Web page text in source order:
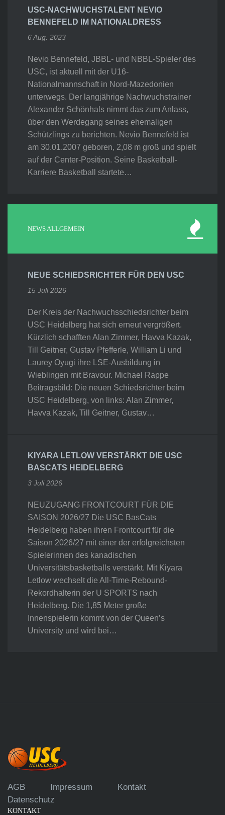
USC-NACHWUCHSTALENT NEVIO
BENNEFELD IM NATIONALDRESS
6 Aug. 2023
Nevio Bennefeld, JBBL- und NBBL-Spieler des
USC, ist aktuell mit der U16-
Nationalmannschaft in Nord-Mazedonien
unterwegs. Der langjährige Nachwuchstrainer
Alexander Schönhals nimmt das zum Anlass,
über den Werdegang seines ehemaligen
Schützlings zu berichten. Nevio Bennefeld ist
am 30.01.2007 geboren, 2,08 m groß und spielt
auf der Center-Position. Seine Basketball-
Karriere Basketball startete…
NEWS ALLGEMEIN
NEUE SCHIEDSRICHTER FÜR DEN USC
15 Juli 2026
Der Kreis der Nachwuchsschiedsrichter beim
USC Heidelberg hat sich erneut vergrößert.
Kürzlich schafften Alan Zimmer, Havva Kazak,
Till Geitner, Gustav Pfefferle, William Li und
Laurey Oyugi ihre LSE-Ausbildung in
Wieblingen mit Bravour. Michael Rappe
Beitragsbild: Die neuen Schiedsrichter beim
USC Heidelberg, von links: Alan Zimmer,
Havva Kazak, Till Geitner, Gustav…
KIYARA LETLOW VERSTÄRKT DIE USC
BASCATS HEIDELBERG
3 Juli 2026
NEUZUGANG FRONTCOURT FÜR DIE
SAISON 2026/27 Die USC BasCats
Heidelberg haben ihren Frontcourt für die
Saison 2026/27 mit einer der erfolgreichsten
Spielerinnen des kanadischen
Universitätsbasketballs verstärkt. Mit Kiyara
Letlow wechselt die All-Time-Rebound-
Rekordhalterin der U SPORTS nach
Heidelberg. Die 1,85 Meter große
Innenspielerin kommt von der Queen’s
University und wird bei…
AGB Impressum
Kontakt
Datenschutz
KONTAKT